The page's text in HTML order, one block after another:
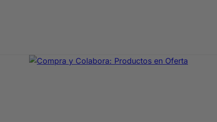
de primeras marcas. En Compra y Colabora